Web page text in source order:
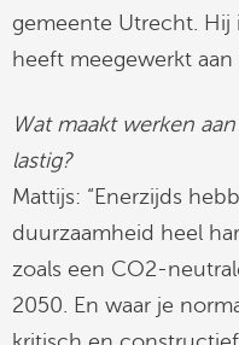
gemeente Utrecht. Hij
heeft meegewerkt
Wat maakt werken
lastig?
Mattijs: “Enerzijds
duurzaamheid heel
zoals een CO2-
2050. En waar je